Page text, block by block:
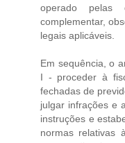
operado pelas
complementar,
legais aplicáveis.
Em sequência, o
I - proceder à
fechadas de
julgar infrações e
instruções e
normas relativas